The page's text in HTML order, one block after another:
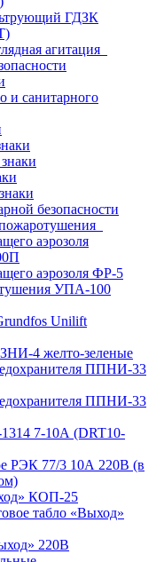
ГДЗК
агитация
и санитарного
безопасности
аэрозоля
аэрозоля ФР-5
УПА-100
Unilift
4 желто-зеленые
ППНИ-33
ППНИ-33
7-10А (DRT10-
РЭК 77/3 10А 220В (в
КОП-25
табло «Выход»
220В